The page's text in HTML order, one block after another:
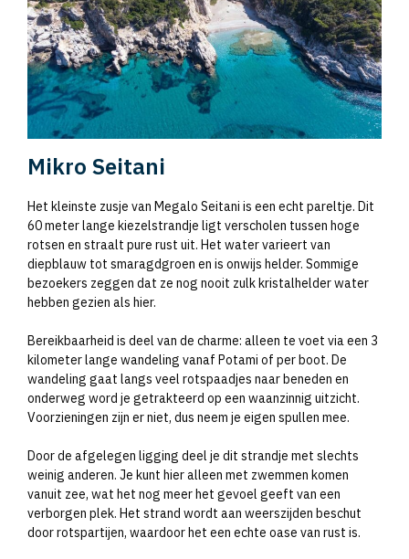
Mikro Seitani
Het kleinste zusje van Megalo Seitani is een echt pareltje. Dit
60 meter lange kiezelstrandje ligt verscholen tussen hoge
rotsen en straalt pure rust uit. Het water varieert van
diepblauw tot smaragdgroen en is onwijs helder. Sommige
bezoekers zeggen dat ze nog nooit zulk kristalhelder water
hebben gezien als hier.
Bereikbaarheid is deel van de charme: alleen te voet via een 3
kilometer lange wandeling vanaf Potami of per boot. De
wandeling gaat langs veel rotspaadjes naar beneden en
onderweg word je getrakteerd op een waanzinnig uitzicht.
Voorzieningen zijn er niet, dus neem je eigen spullen mee.
Door de afgelegen ligging deel je dit strandje met slechts
weinig anderen. Je kunt hier alleen met zwemmen komen
vanuit zee, wat het nog meer het gevoel geeft van een
verborgen plek. Het strand wordt aan weerszijden beschut
door rotspartijen, waardoor het een echte oase van rust is.